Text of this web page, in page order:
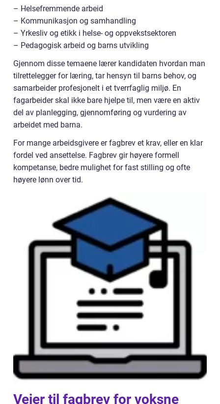
– Helsefremmende arbeid
– Kommunikasjon og samhandling
– Yrkesliv og etikk i helse- og oppvekstsektoren
– Pedagogisk arbeid og barns utvikling
Gjennom disse temaene lærer kandidaten hvordan man
tilrettelegger for læring, tar hensyn til barns behov, og
samarbeider profesjonelt i et tverrfaglig miljø. En
fagarbeider skal ikke bare hjelpe til, men være en aktiv
del av planlegging, gjennomføring og vurdering av
arbeidet med barna.
For mange arbeidsgivere er fagbrev et krav, eller en klar
fordel ved ansettelse. Fagbrev gir høyere formell
kompetanse, bedre mulighet for fast stilling og ofte
høyere lønn over tid.
Veier til fagbrev for voksne